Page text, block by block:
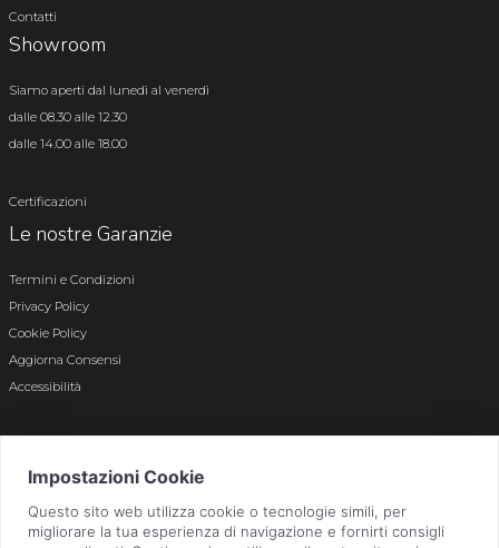
Contatti
Showroom
Siamo aperti dal lunedì al venerdì
dalle 08.30 alle 12.30
dalle 14.00 alle 18.00
Certificazioni
Le nostre Garanzie
Termini e Condizioni
Privacy Policy
Cookie Policy
Aggiorna Consensi
Accessibilità
Bergamo n. 01496180165 · Capitale Sociale i.v. € 800.000,00